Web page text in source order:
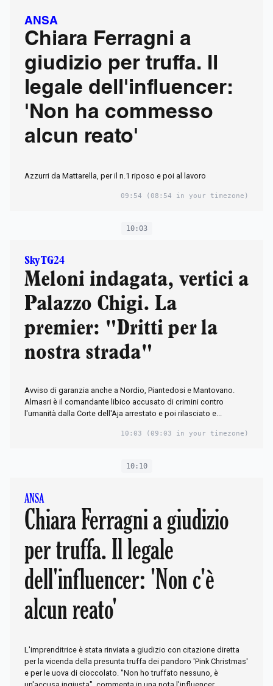
ANSA
Chiara Ferragni a
giudizio per truffa. Il
legale dell'influencer:
'Non ha commesso
alcun reato'
Azzurri da Mattarella, per il n.1 riposo e poi al lavoro
09:54 (08:54 in your timezone)
10:03
Sky TG24
Meloni indagata, vertici a
Palazzo Chigi. La
premier: "Dritti per la
nostra strada"
Avviso di garanzia anche a Nordio, Piantedosi e Mantovano.
Almasri è il comandante libico accusato di crimini contro
l'umanità dalla Corte dell'Aja arrestato e poi rilasciato e...
10:03 (09:03 in your timezone)
10:10
ANSA
Chiara Ferragni a giudizio
per truffa. Il legale
dell'influencer: 'Non c'è
alcun reato'
L'imprenditrice è stata rinviata a giudizio con citazione diretta
per la vicenda della presunta truffa dei pandoro 'Pink Christmas'
e per le uova di cioccolato. "Non ho truffato nessuno, è